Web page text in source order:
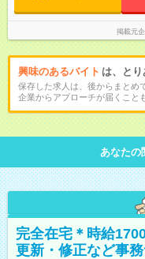
掲載元
興味のあるバイト は、と
保存した求人は、後からまとめ
企業からアプローチが届くこと
あなたの
完全在宅＊時給
更新・修正など事